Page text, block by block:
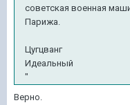
советская военная
Парижа.
Цугцванг
Идеальный
"
Верно.